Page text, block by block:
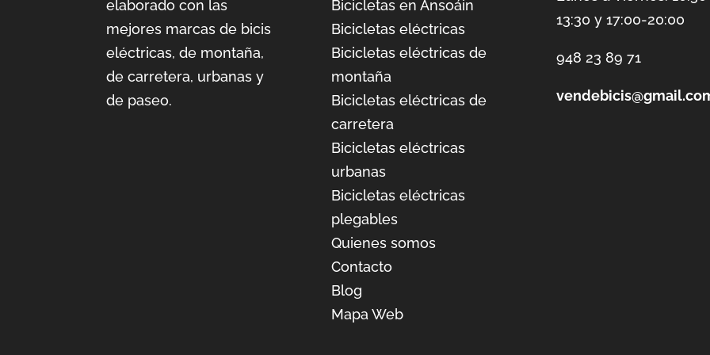
elaborado con las
mejores marcas de bicis
eléctricas, de montaña,
de carretera, urbanas y
de paseo.
Bicicletas en Ansoáin
Bicicletas eléctricas
Bicicletas eléctricas de
montaña
Bicicletas eléctricas de
carretera
Bicicletas eléctricas
urbanas
Bicicletas eléctricas
plegables
Quienes somos
Contacto
Blog
Mapa Web
13:30 y 17:00-20:00
948 23 89 71